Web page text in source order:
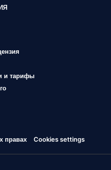
и тарифы
правах Cookies settings